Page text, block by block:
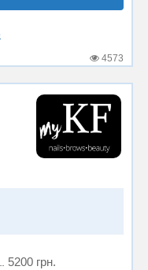
4573
5200 грн.